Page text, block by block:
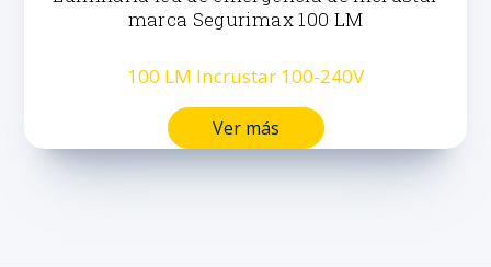
marca Segurimax 100 LM
100 LM Incrustar 100-240V
Ver más